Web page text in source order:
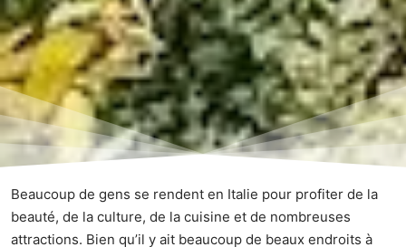
Beaucoup de gens se rendent en Italie pour profiter de la
beauté, de la culture, de la cuisine et de nombreuses
attractions. Bien qu’il y ait beaucoup de beaux endroits à